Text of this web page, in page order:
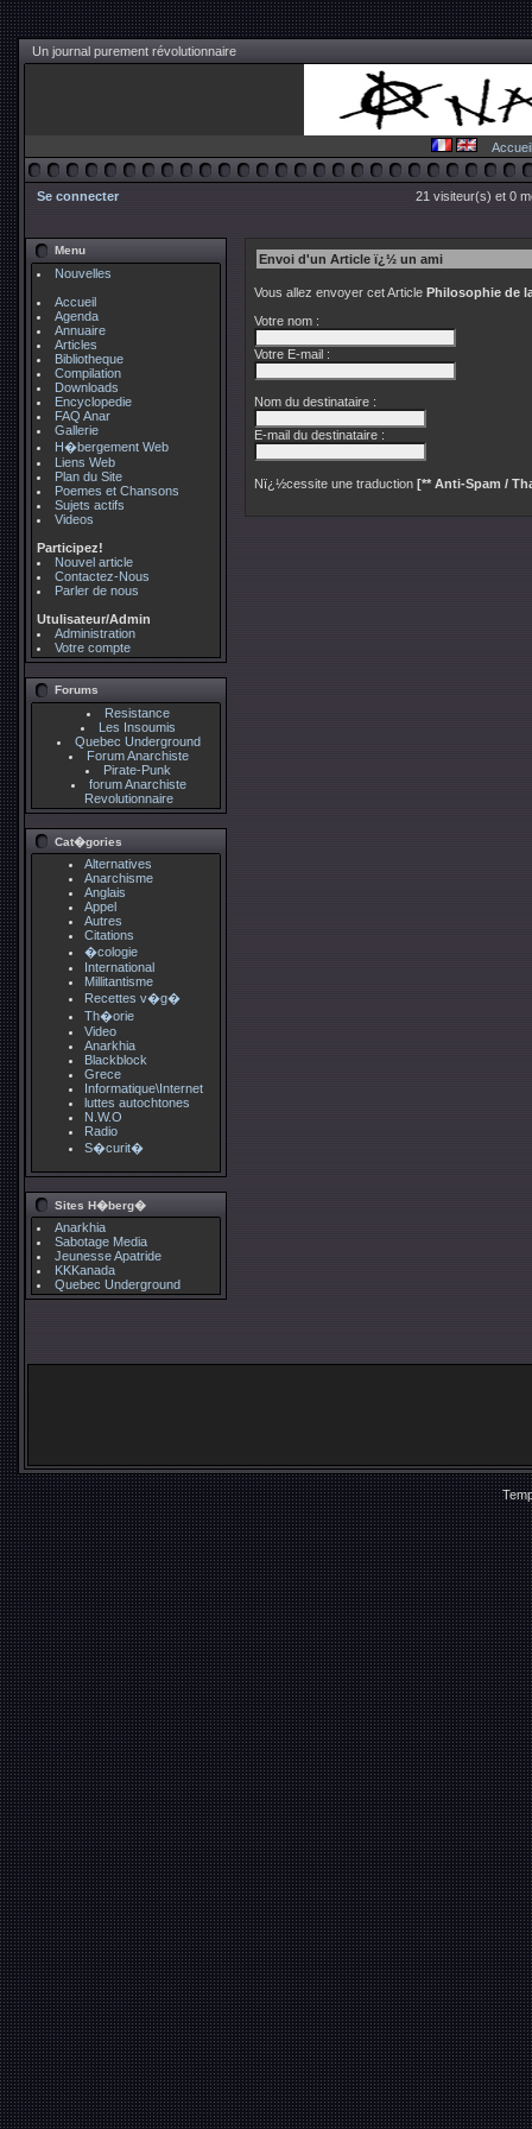
Un journal purement révolutionnaire
Accueil
Se connecter 21 visiteur(s) et 0
Menu
Nouvelles
Accueil
Agenda
Annuaire
Articles
Bibliotheque
Compilation
Downloads
Encyclopedie
FAQ Anar
Gallerie
H�bergement Web
Liens Web
Plan du Site
Poemes et Chansons
Sujets actifs
Videos
Participez!
Nouvel article
Contactez-Nous
Parler de nous
Utulisateur/Admin
Administration
Votre compte
Forums
Resistance
Les Insoumis
Quebec Underground
Forum Anarchiste
Pirate-Punk
forum Anarchiste
Revolutionnaire
Cat�gories
Alternatives
Anarchisme
Anglais
Appel
Autres
Citations
�cologie
International
Millitantisme
Recettes v�g�
Th�orie
Video
Anarkhia
Blackblock
Grece
Informatique\Internet
luttes autochtones
N.W.O
Radio
S�curit�
Sites H�berg�
Anarkhia
Sabotage Media
Jeunesse Apatride
KKKanada
Quebec Underground
Envoi d'un Article ï¿½ un ami
Vous allez envoyer cet Article Philosophie de
Votre nom :
Votre E-mail :
Nom du destinataire :
E-mail du destinataire :
Nï¿½cessite une traduction [** Anti-Spam /